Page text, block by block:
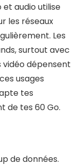
et audio utilise
les réseaux
Les
surtout avec
vidéo dépensent
usages
tes
de tes 60 Go.
de données.